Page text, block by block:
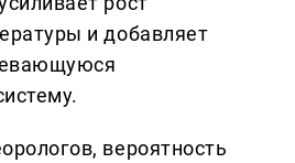
и добавляет
вероятность